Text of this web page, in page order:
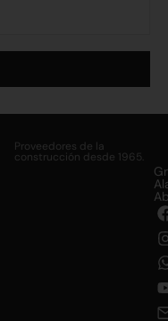
Proveedores de la
construcción desde 1965.